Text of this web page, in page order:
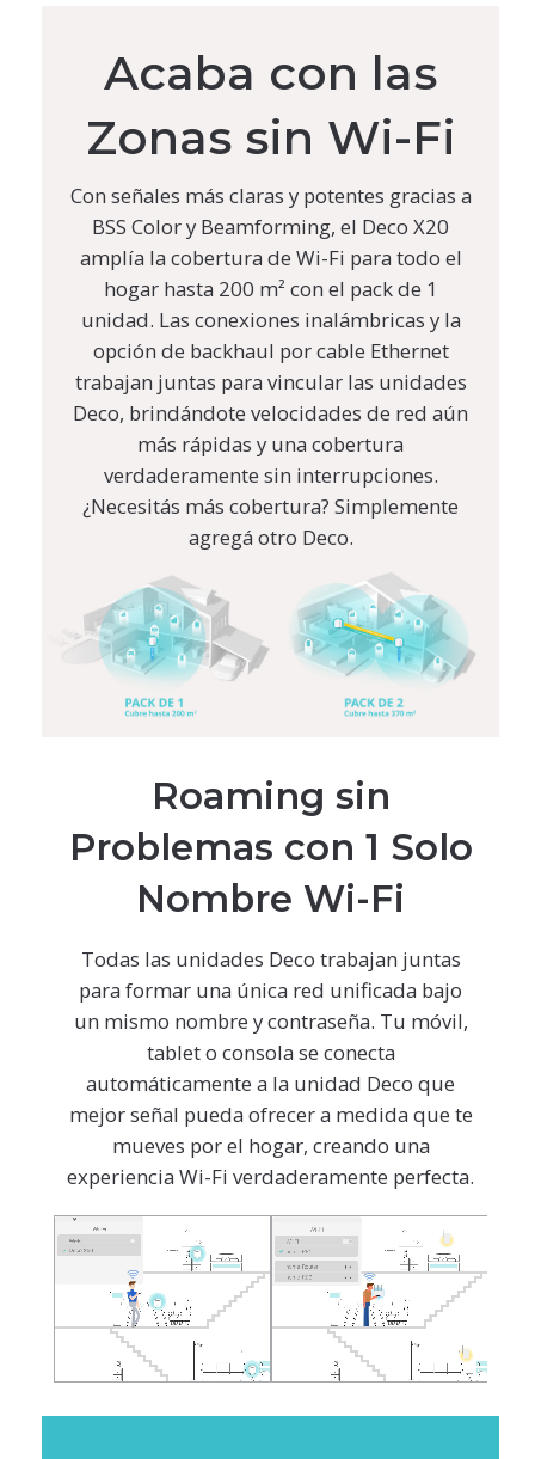
Acaba con las
Zonas sin Wi-Fi
Con señales más claras y potentes gracias a
BSS Color y Beamforming, el Deco X20
amplía la cobertura de Wi-Fi para todo el
hogar hasta 200 m² con el pack de 1
unidad. Las conexiones inalámbricas y la
opción de backhaul por cable Ethernet
trabajan juntas para vincular las unidades
Deco, brindándote velocidades de red aún
más rápidas y una cobertura
verdaderamente sin interrupciones.
¿Necesitás más cobertura? Simplemente
agregá otro Deco.
Roaming sin
Problemas con 1 Solo
Nombre Wi-Fi
Todas las unidades Deco trabajan juntas
para formar una única red unificada bajo
un mismo nombre y contraseña. Tu móvil,
tablet o consola se conecta
automáticamente a la unidad Deco que
mejor señal pueda ofrecer a medida que te
mueves por el hogar, creando una
experiencia Wi-Fi verdaderamente perfecta.